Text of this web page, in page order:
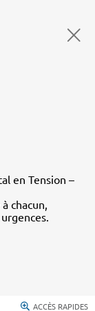
en Tension –
chacun,
ACCÈS RAPIDES